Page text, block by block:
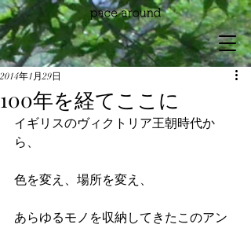
100年を経てここに
2014年1月29日
イギリスのヴィクトリア王朝時代か
ら、
色を変え、場所を変え、
あらゆるモノを収納してきたこのアン